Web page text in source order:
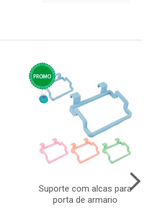
Suporte com alcas para
porta de armario